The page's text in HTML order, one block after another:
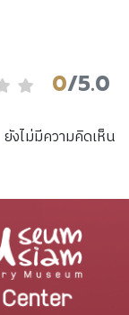
0/5.0
ยังไม่มีความคิดเห็น